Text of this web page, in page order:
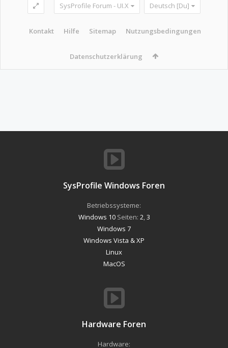
SysProfile Forum - UI.X Deutsch [Du]
Kontakt Hilfe Sitemap Nutzungsbedingungen
Datenschutzerklärung
SysProfile Windows Foren
Betriebssysteme:
Windows 10Seiten: 2 3
Windows 7
Windows Vista & XP
Linux
MacOS
Hardware Foren
Hardware: